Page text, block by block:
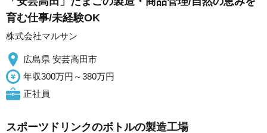
育む仕事/未経験OK
株式会社マルサン
広島県 安芸高田市
年収300万円～380万円
正社員
スポーツドリンクのボトルの製造工場